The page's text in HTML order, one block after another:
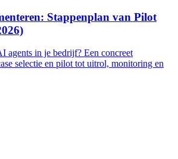
Stappenplan van Pilot
agents in je bedrijf? Een concreet
selectie en pilot tot uitrol, monitoring en